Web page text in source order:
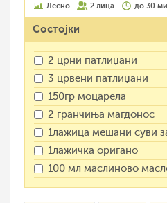
Лесно 2 лица до 30
Состојки
2 црни патлиџани
3 црвени патлиџани
150гр моцарела
2 гранчиња магдонос
1лажица мешани суви
1лажичка оригано
100 мл маслиново